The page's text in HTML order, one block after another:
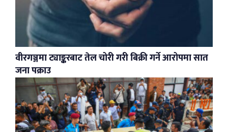
वीरगञ्जमा ट्याङ्करबाट तेल चोरी गरी बिक्री गर्ने आरोपमा सात
जना पक्राउ